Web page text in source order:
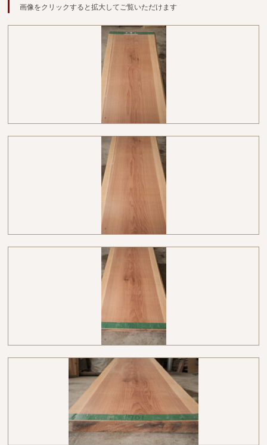
画像をクリックすると拡大してご覧いただけます